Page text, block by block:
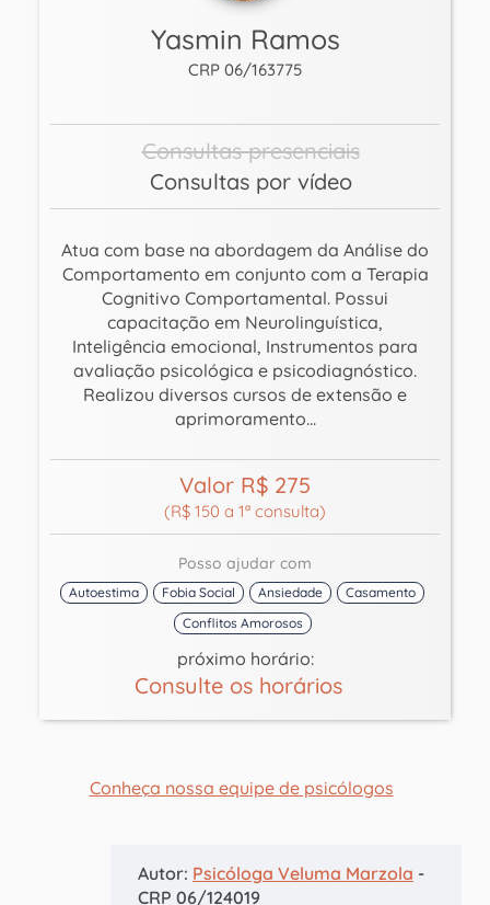
Yasmin Ramos
CRP 06/163775
Consultas presenciais
Consultas por vídeo
Atua com base na abordagem da Análise do
Comportamento em conjunto com a Terapia
Cognitivo Comportamental. Possui
capacitação em Neurolinguística,
Inteligência emocional, Instrumentos para
avaliação psicológica e psicodiagnóstico.
Realizou diversos cursos de extensão e
aprimoramento...
Valor R$ 275
(R$ 150 a 1ª consulta)
Posso ajudar com
Autoestima Fobia Social Ansiedade
Casamento
Conflitos Amorosos
próximo horário:
Consulte os horários
Conheça nossa equipe de psicólogos
Autor: Psicóloga Veluma Marzola -
CRP 06/124019